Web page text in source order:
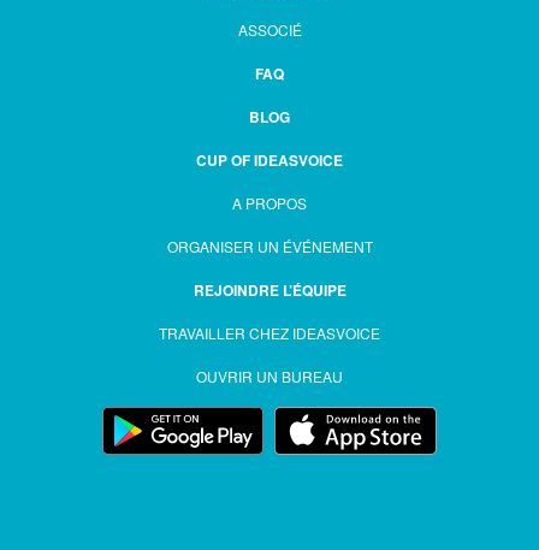
ASSOCIÉ
FAQ
BLOG
CUP OF IDEASVOICE
A PROPOS
ORGANISER UN ÉVÉNEMENT
REJOINDRE L’ÉQUIPE
TRAVAILLER CHEZ IDEASVOICE
OUVRIR UN BUREAU